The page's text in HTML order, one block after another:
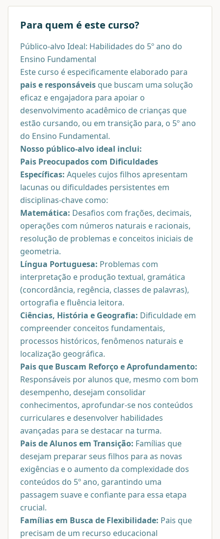
Para quem é este curso?
Público-alvo Ideal: Habilidades do 5º ano do
Ensino Fundamental
Este curso é especificamente elaborado para
pais e responsáveis que buscam uma solução
eficaz e engajadora para apoiar o
desenvolvimento acadêmico de crianças que
estão cursando, ou em transição para, o 5º ano
do Ensino Fundamental.
Nosso público-alvo ideal inclui:
Pais Preocupados com Dificuldades
Específicas: Aqueles cujos filhos apresentam
lacunas ou dificuldades persistentes em
disciplinas-chave como:
Matemática: Desafios com frações, decimais,
operações com números naturais e racionais,
resolução de problemas e conceitos iniciais de
geometria.
Língua Portuguesa: Problemas com
interpretação e produção textual, gramática
(concordância, regência, classes de palavras),
ortografia e fluência leitora.
Ciências, História e Geografia: Dificuldade em
compreender conceitos fundamentais,
processos históricos, fenômenos naturais e
localização geográfica.
Pais que Buscam Reforço e Aprofundamento:
Responsáveis por alunos que, mesmo com bom
desempenho, desejam consolidar
conhecimentos, aprofundar-se nos conteúdos
curriculares e desenvolver habilidades
avançadas para se destacar na turma.
Pais de Alunos em Transição: Famílias que
desejam preparar seus filhos para as novas
exigências e o aumento da complexidade dos
conteúdos do 5º ano, garantindo uma
passagem suave e confiante para essa etapa
crucial.
Famílias em Busca de Flexibilidade: Pais que
precisam de um recurso educacional